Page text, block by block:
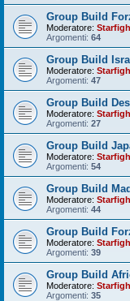
Group Build
Moderatore:
Argomenti: 64
Group Build
Moderatore:
Argomenti: 47
Group Build
Moderatore:
Argomenti: 27
Group Build
Moderatore:
Argomenti: 54
Group Build
Moderatore:
Argomenti: 44
Group Build
Moderatore:
Argomenti: 39
Group Build
Moderatore:
Argomenti: 35